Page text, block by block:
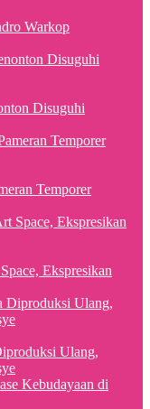
Warkop
Disuguhi
Temporer
Ekspresikan
Ulang,